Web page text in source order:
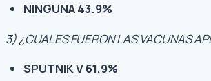
NINGUNA 43.9%
3) ¿CUALES FUERON LAS VACUNAS
SPUTNIK V 61.9%